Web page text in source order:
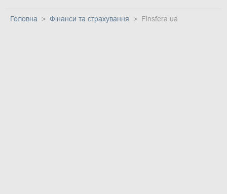
Головна Фінанси та страхування Finsfera.ua